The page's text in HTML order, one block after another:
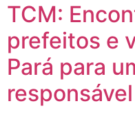
TCM:
prefeitos e
Pará para
responsável